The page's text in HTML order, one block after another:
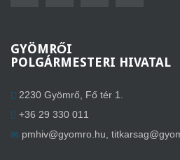
GYÖMRŐI
POLGÁRMESTERI HIVATAL
2230 Gyömrő, Fő tér 1.
+36 29 330 011
pmhiv@gyomro.hu